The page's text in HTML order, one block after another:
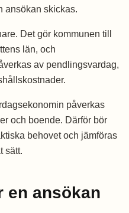
ansökan skickas.
Det gör kommunen till
län, och
av pendlingsvardag,
påverkas
och boende. Därför bör
behovet och jämföras
sätt.
en ansökan